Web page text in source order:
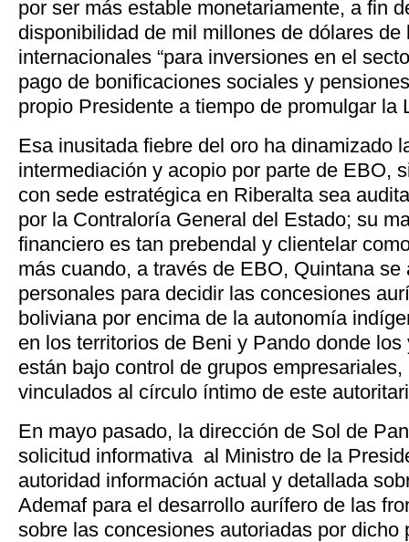
por ser más estable monetariamente, a fin
disponibilidad de mil millones de dólares de
internacionales “para inversiones en el
pago de bonificaciones sociales y
propio Presidente a tiempo de promulgar la
Esa inusitada fiebre del oro ha dinamizado
intermediación y acopio por parte de EBO,
con sede estratégica en Riberalta sea
por la Contraloría General del Estado; su
financiero es tan prebendal y clientelar
más cuando, a través de EBO, Quintana se
personales para decidir las concesiones
boliviana por encima de la autonomía
en los territorios de Beni y Pando donde
están bajo control de grupos
vinculados al círculo íntimo de este
En mayo pasado, la dirección de Sol de
solicitud informativa al Ministro de la
autoridad información actual y detallada
Ademaf para el desarrollo aurífero de las
sobre las concesiones autoriadas por dicho